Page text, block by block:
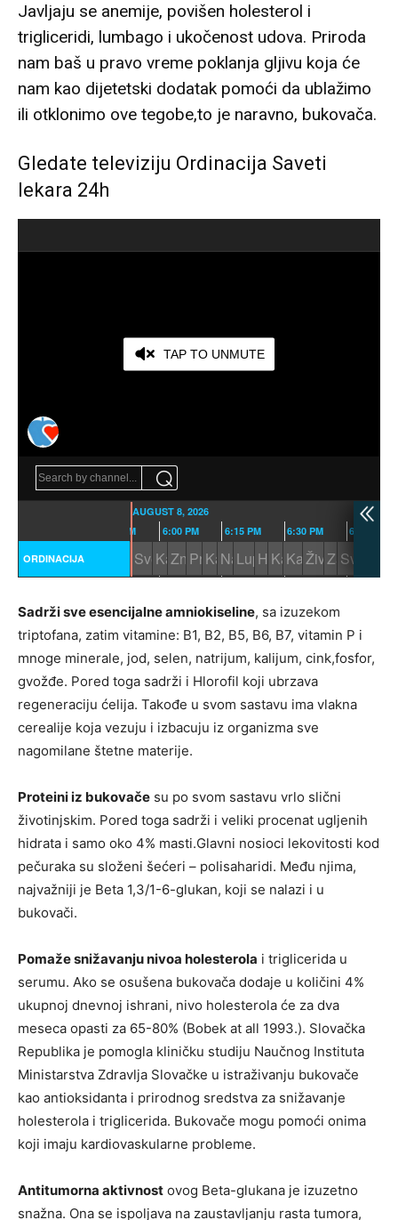
Javljaju se anemije, povišen holesterol i
trigliceridi, lumbago i ukočenost udova. Priroda
nam baš u pravo vreme poklanja gljivu koja će
nam kao dijetetski dodatak pomoći da ublažimo
ili otklonimo ove tegobe,to je naravno, bukovača.
Gledate televiziju Ordinacija Saveti
lekara 24h
Sadrži sve esencijalne amniokiseline, sa izuzekom
triptofana, zatim vitamine: B1, B2, B5, B6, B7, vitamin P i
mnoge minerale, jod, selen, natrijum, kalijum, cink,fosfor,
gvožđe. Pored toga sadrži i Hlorofil koji ubrzava
regeneraciju ćelija. Takođe u svom sastavu ima vlakna
cerealije koja vezuju i izbacuju iz organizma sve
nagomilane štetne materije.
Proteini iz bukovače su po svom sastavu vrlo slični
životinjskim. Pored toga sadrži i veliki procenat ugljenih
hidrata i samo oko 4% masti.Glavni nosioci lekovitosti kod
pečuraka su složeni šećeri – polisaharidi. Među njima,
najvažniji je Beta 1,3/1-6-glukan, koji se nalazi i u
bukovači.
Pomaže snižavanju nivoa holesterola i triglicerida u
serumu. Ako se osušena bukovača dodaje u količini 4%
ukupnoj dnevnoj ishrani, nivo holesterola će za dva
meseca opasti za 65-80% (Bobek at all 1993.). Slovačka
Republika je pomogla kliničku studiju Naučnog Instituta
Ministarstva Zdravlja Slovačke u istraživanju bukovače
kao antioksidanta i prirodnog sredstva za snižavanje
holesterola i triglicerida. Bukovače mogu pomoći onima
koji imaju kardiovaskularne probleme.
Antitumorna aktivnost ovog Beta-glukana je izuzetno
snažna. Ona se ispoljava na zaustavljanju rasta tumora,